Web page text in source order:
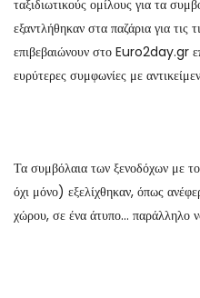
ταξιδιωτικούς ομίλους για τα
εξαντλήθηκαν στα παζάρια για τις
επιβεβαιώνουν στο Euro2day.gr
ευρύτερες συμφωνίες με
Τα συμβόλαια των ξενοδόχων με
όχι μόνο) εξελίχθηκαν, όπως
χώρου, σε ένα άτυπο… παράλληλο